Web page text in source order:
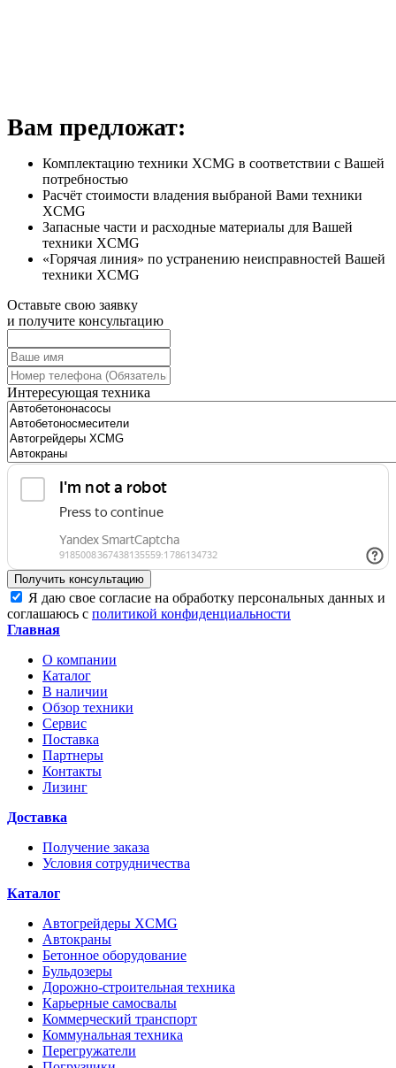
Вам предложат:
Комплектацию техники XCMG в соответствии с Вашей
потребностью
Расчёт стоимости владения выбраной Вами техники
XCMG
Запасные части и расходные материалы для Вашей
техники XCMG
«Горячая линия» по устранению неисправностей Вашей
техники XCMG
Оставьте свою заявку
и получите консультацию
Интересующая техника
Получить консультацию
Я даю свое согласие на обработку персональных данных и
соглашаюсь с политикой конфиденциальности
Главная
О компании
Каталог
В наличии
Обзор техники
Сервис
Поставка
Партнеры
Контакты
Лизинг
Доставка
Получение заказа
Условия сотрудничества
Каталог
Автогрейдеры XCMG
Автокраны
Бетонное оборудование
Бульдозеры
Дорожно-строительная техника
Карьерные самосвалы
Коммерческий транспорт
Коммунальная техника
Перегружатели